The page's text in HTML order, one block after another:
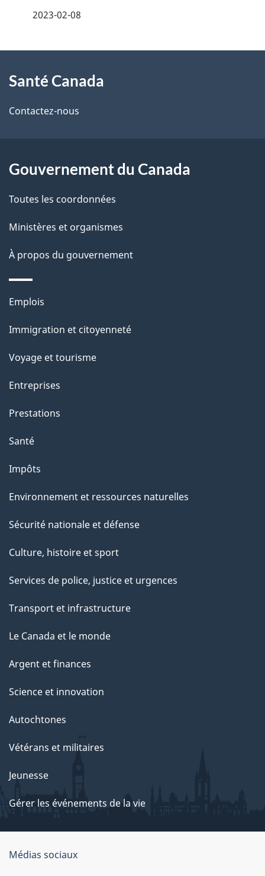
i
l
d
e
p
a
2023-02-08
propos
de
site
Santé Canada
Contactez-nous
Gouvernement du Canada
Toutes les coordonnées
Ministères et organismes
À propos du gouvernement
Thèmes
sujets
Emplois
Immigration et citoyenneté
Voyage et tourisme
Entreprises
Prestations
Santé
Impôts
Environnement et ressources naturelles
Sécurité nationale et défense
Culture, histoire et sport
Services de police, justice et urgences
Transport et infrastructure
Le Canada et le monde
Argent et finances
Science et innovation
Autochtones
Vétérans et militaires
Jeunesse
Gérer les événements de la vie
Organisation
Médias sociaux